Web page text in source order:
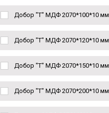
Добор "Т" МДФ 2070*100*10 мм
Добор "Т" МДФ 2070*120*10 мм
Добор "Т" МДФ 2070*150*10 мм
Добор "Т" МДФ 2070*200*10 мм